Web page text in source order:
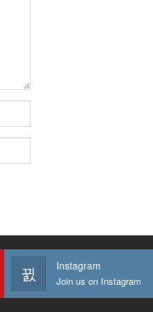
Instagram
Join us on Instagram